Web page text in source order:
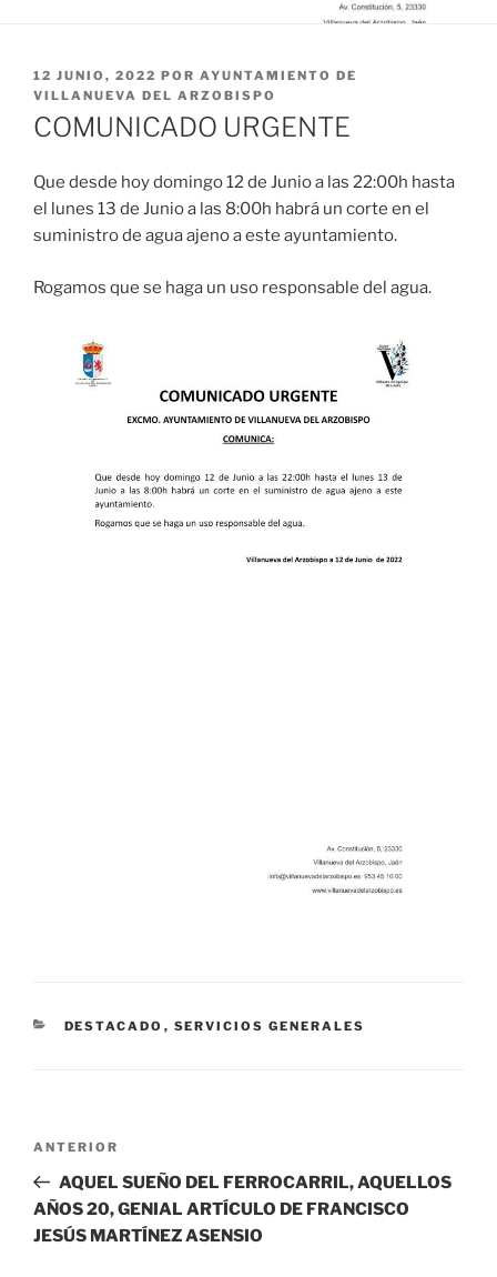
PUBLICADO
EL
12 JUNIO, 2022 POR AYUNTAMIENTO DE
VILLANUEVA DEL ARZOBISPO
COMUNICADO URGENTE
Que desde hoy domingo 12 de Junio a las 22:00h hasta
el lunes 13 de Junio a las 8:00h habrá un corte en el
suministro de agua ajeno a este ayuntamiento.
Rogamos que se haga un uso responsable del agua.
CATEGORÍAS
DESTACADO , SERVICIOS GENERALES
Navegación
entradas
Entrada
anterior:
ANTERIOR
AQUEL SUEÑO DEL FERROCARRIL, AQUELLOS
AÑOS 20, GENIAL ARTÍCULO DE FRANCISCO
JESÚS MARTÍNEZ ASENSIO